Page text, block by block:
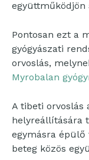
együttműködjön
Pontosan ezt a
gyógyászati
orvoslás,
Myrobalan
A tibeti orvoslás
helyreállítására
egymásra épülő
beteg közös